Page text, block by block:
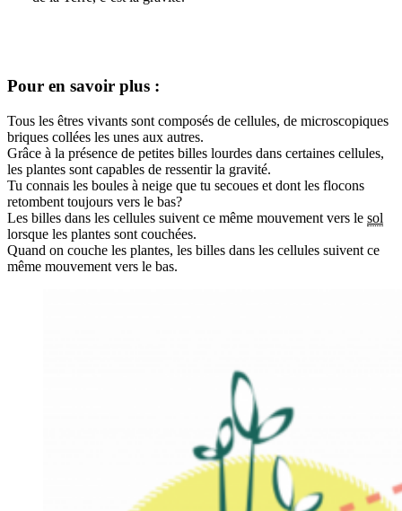
Pour en savoir plus :
Tous les êtres vivants sont composés de cellules, de microscopiques
briques collées les unes aux autres.
Grâce à la présence de petites billes lourdes dans certaines cellules,
les plantes sont capables de ressentir la gravité.
Tu connais les boules à neige que tu secoues et dont les flocons
retombent toujours vers le bas?
Les billes dans les cellules suivent ce même mouvement vers le sol
lorsque les plantes sont couchées.
Quand on couche les plantes, les billes dans les cellules suivent ce
même mouvement vers le bas.